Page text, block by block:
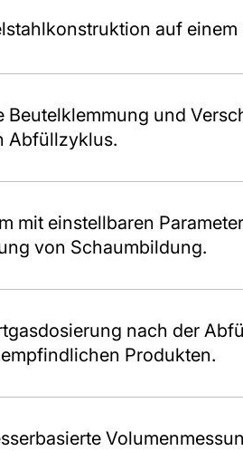
auf
Beutelklemmung und
Abfüllzyklus.
mit einstellbaren
von Schaumbildung.
nach der
Produkten.